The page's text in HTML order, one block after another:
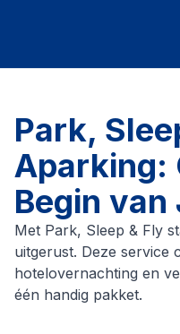
Park,
Aparking:
Begin van
Met Park, Sleep & Fly
uitgerust. Deze service
hotelovernachting en
één handig pakket.